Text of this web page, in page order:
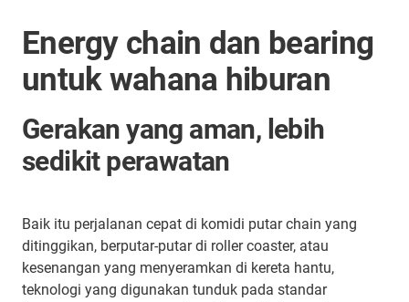
Energy chain dan bearing
untuk wahana hiburan
Gerakan yang aman, lebih
sedikit perawatan
Baik itu perjalanan cepat di komidi putar chain yang
ditinggikan, berputar-putar di roller coaster, atau
kesenangan yang menyeramkan di kereta hantu,
teknologi yang digunakan tunduk pada standar